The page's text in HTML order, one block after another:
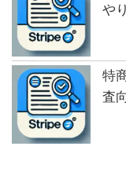
や
特
査